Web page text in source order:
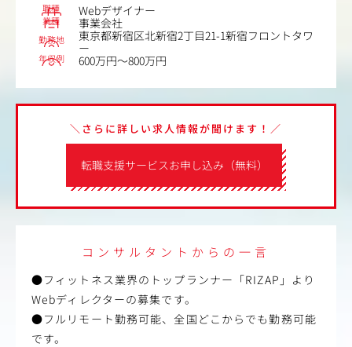
職種 Webデザイナー
業種 事業会社
勤務地
東京都新宿区北新宿2丁目21-1新宿フロントタワ
ー
年収例 600万円～800万円
転職支援サービスお申し込み（無料）
＼さらに詳しい求人情報が聞けます！／
コンサルタントからの一言
●フィットネス業界のトップランナー「RIZAP」より
Webディレクターの募集です。
●フルリモート勤務可能、全国どこからでも勤務可能
です。